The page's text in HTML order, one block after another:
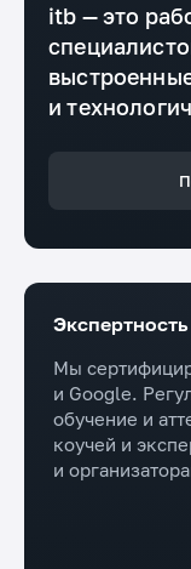
itb — это
и
Экспертность
Мы
и Google.
обучение и
коучей и
и